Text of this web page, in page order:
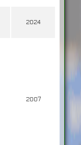
2024
2007